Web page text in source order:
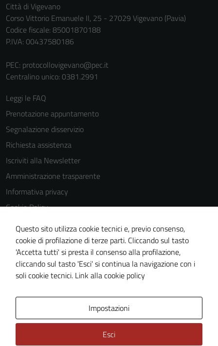
Città di Vigevano
Corso Vittorio Emanuele II, 25 - 27029 Vigevano (Pavia)
Codice fiscale: 85001870188
P.IVA: 00437580186
PEC: protocollovigevano@pec.it
Centralino unico: 0381.2991
Leggi le FAQ
Prenotazione appuntamento
Segnalazione disservizio
Richiesta assistenza
Iscriviti alla Newsletter
Amministrazione trasparente
Informativa privacy
Cookie Policy
Media policy
Note legali
Dichiarazione di accessibilità
Piano di miglioramento del sito
Questo sito utilizza cookie tecnici e, previo consenso,
cookie di profilazione di terze parti. Cliccando sul tasto
'Accetta tutti' si presta il consenso alla profilazione,
cliccando sul tasto 'Esci' si continua la navigazione con i
soli cookie tecnici. Link alla cookie policy
Impostazioni
Esci
essere